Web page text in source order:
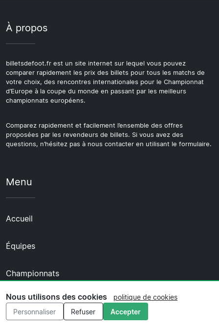
À propos
billetsdefoot.fr est un site internet sur lequel vous pouvez
comparer rapidement les prix des billets pour tous les matchs de
votre choix, des rencontres internationales pour le Championnat
d’Europe à la coupe du monde en passant par les meilleurs
championnats européens.
Comparez rapidement et facilement l’ensemble des offres
proposées par les revendeurs de billets. Si vous avez des
questions, n’hésitez pas à nous contacter en utilisant le formulaire.
Menu
Accueil
Équipes
Championnats
Agences de voyages
Nous utilisons des cookies
politique de cookies
Personnaliser
Refuser Accepter